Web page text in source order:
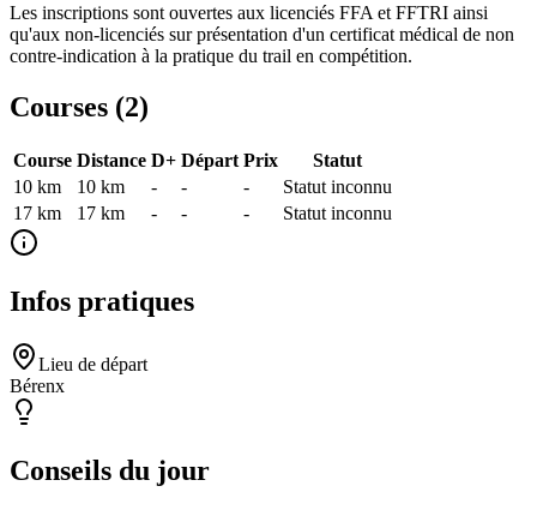
Les inscriptions sont ouvertes aux licenciés FFA et FFTRI ainsi
qu'aux non-licenciés sur présentation d'un certificat médical de non
contre-indication à la pratique du trail en compétition.
Courses (2)
Course Distance D+ Départ Prix
Statut
10 km
10 km - - -
Statut inconnu
17 km
17 km - - - Statut inconnu
Infos pratiques
Lieu de départ
Bérenx
Conseils du jour